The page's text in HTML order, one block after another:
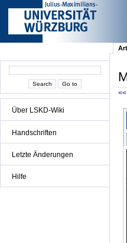
Über LSKD-Wiki
Handschriften
Letzte Änderungen
Hilfe